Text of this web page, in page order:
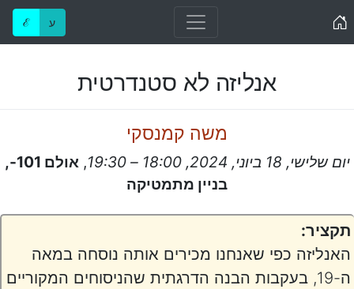
ℰ ע
אנליזה לא סטנדרטית
משה קמנסקי
יום שלישי, 18 ביוני, 2024, 18:00 – 19:30 ,
אולם 101-,
בניין מתמטיקה
תקציר:
האנליזה כפי שאנחנו מכירים אותה נוסחה במאה
ה-19, בעקבות הבנה הדרגתית שהניסוחים המקוריים